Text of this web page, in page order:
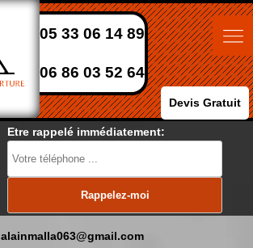
05 33 06 14 89
06 86 03 52 64
Devis Gratuit
Etre rappelé immédiatement:
alainmalla063@gmail.com